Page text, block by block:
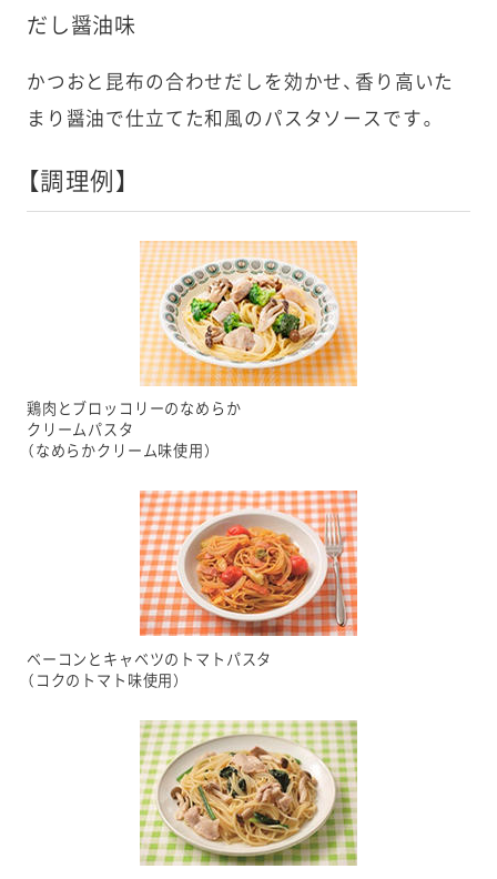
だし醤油味
かつおと昆布の合わせだしを効かせ、香り高いた
まり醤油で仕立てた和風のパスタソースです。
【調理例】
鶏肉とブロッコリーのなめらか
クリームパスタ
（なめらかクリーム味使用）
ベーコンとキャベツのトマトパスタ
（コクのトマト味使用）